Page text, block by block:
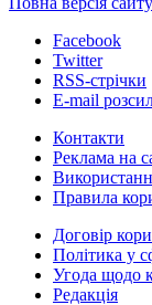
Facebook
Twitter
RSS-стрічки
E-mail
Контакти
Реклама на
Правила
Договір
Політика у
Угода щодо
Редакція